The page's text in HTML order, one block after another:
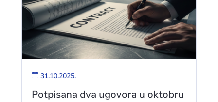
31.10.2025.
Potpisana dva ugovora u oktobru